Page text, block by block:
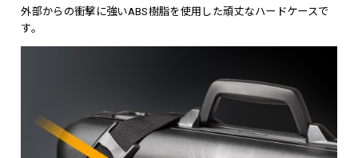
外部からの衝撃に強いABS樹脂を使用した頑丈なハードケースで
す。